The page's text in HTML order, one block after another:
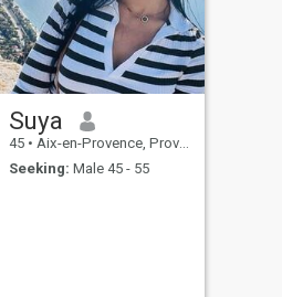
Suya
45 • Aix-en-Provence, Provence-Alpes-Côte d'Azur, France
Seeking: Male 45 - 55